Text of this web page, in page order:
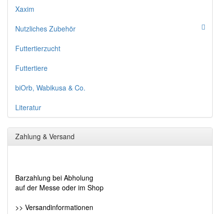
Xaxim
Nutzliches Zubehör
Futtertierzucht
Futtertiere
biOrb, Wabikusa & Co.
Literatur
Zahlung & Versand
Barzahlung bei Abholung
auf der Messe oder im Shop
>> Versandinformationen